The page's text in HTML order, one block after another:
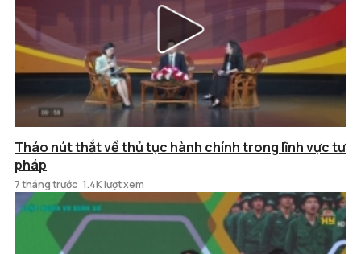
Tháo nút thắt về thủ tục hành chính trong lĩnh vực tư
pháp
7 tháng trước 1.4K lượt xem